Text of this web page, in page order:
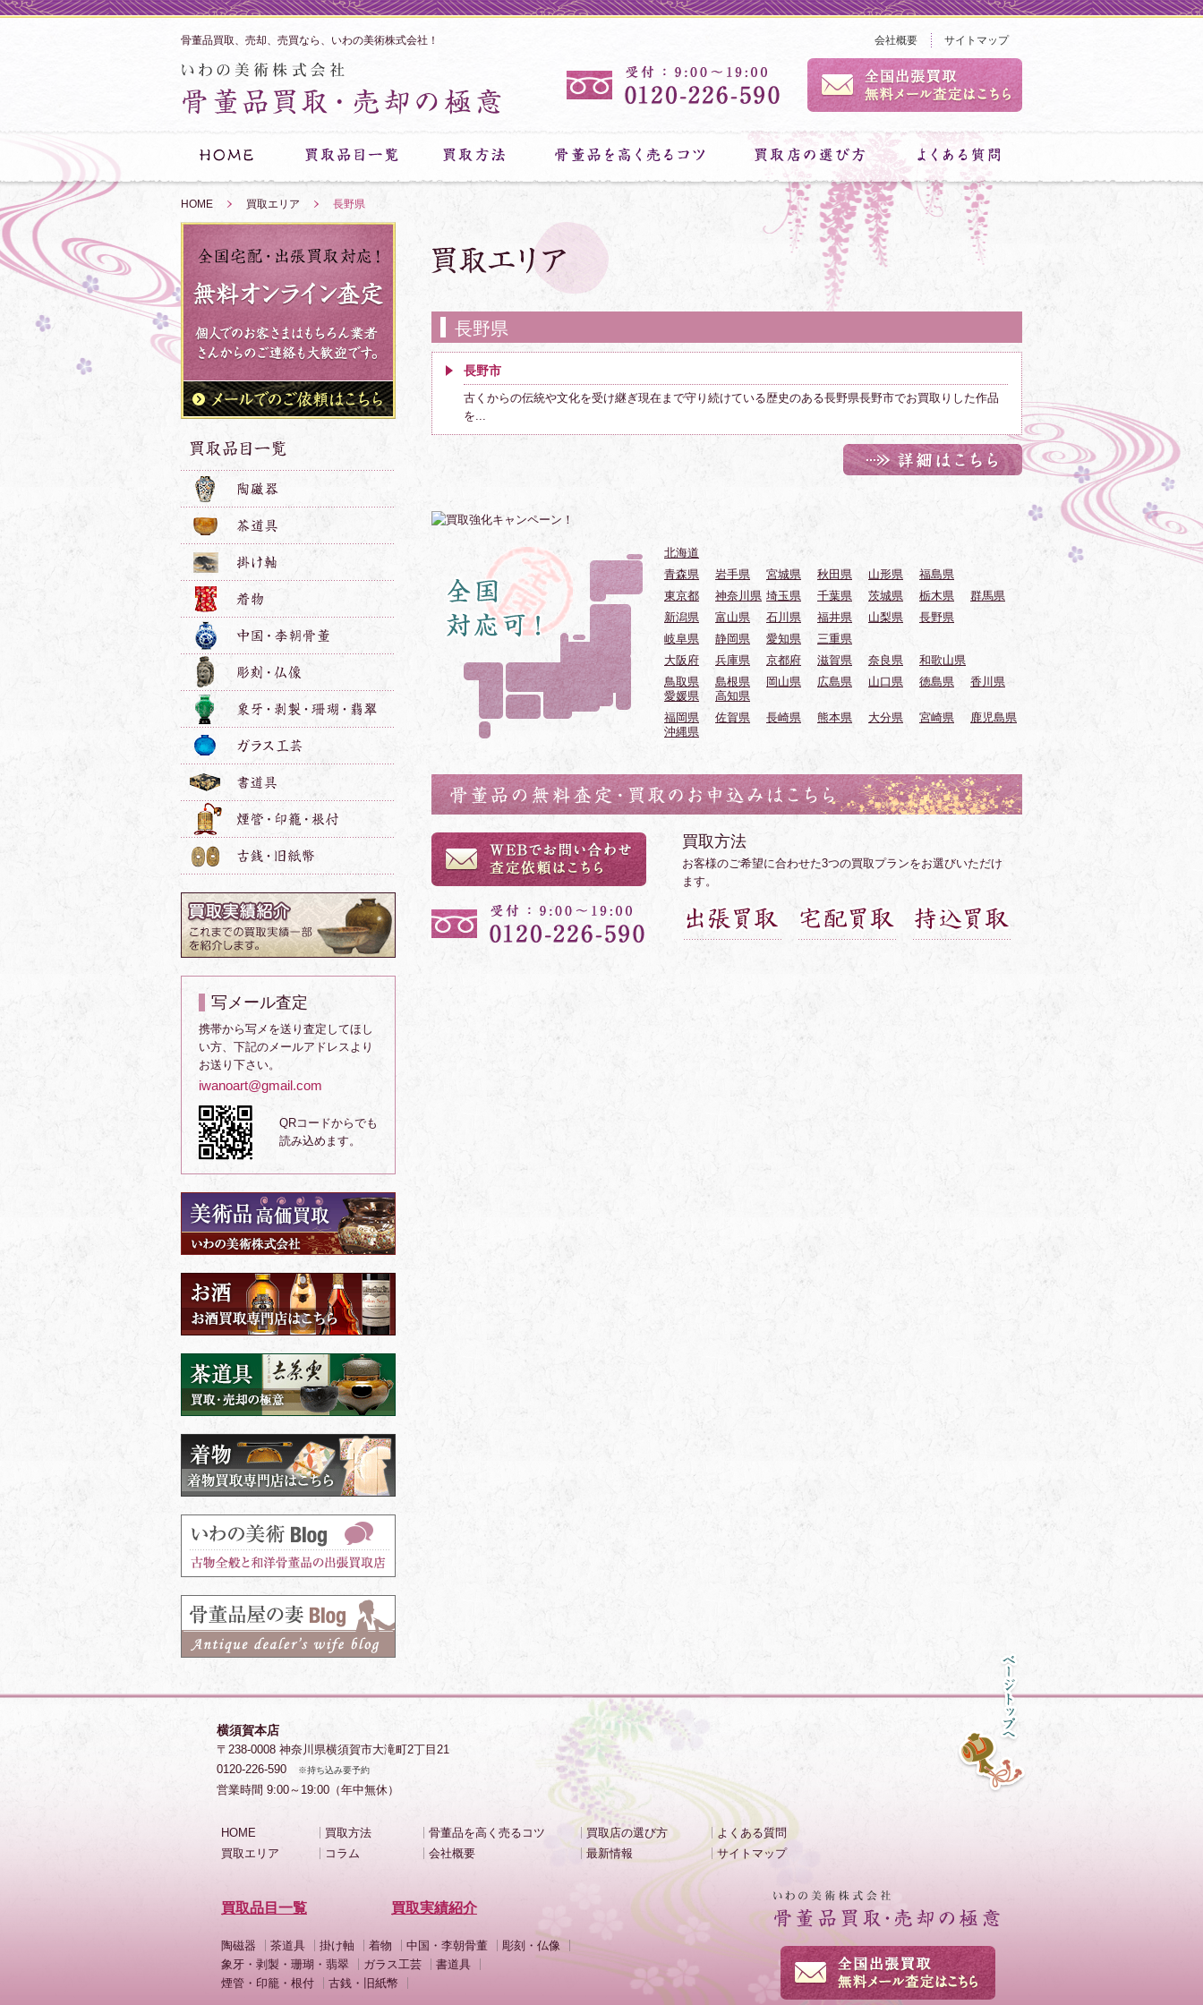
骨董品買取、売却、売買なら、いわの美術株式会社！ 会社概要 サイトマップ
HOME 買取エリア 長野県
長野県
長野市
古くからの伝統や文化を受け継ぎ現在まで守り続けている歴史のある長野県長野市でお買取りした作品
を...
北海道
青森県
岩手県 宮城県 秋田県 山形県
福島県
東京都
神奈川県 埼玉県 千葉県 茨城県 栃木県
群馬県
新潟県
富山県 石川県 福井県 山梨県
長野県
岐阜県
静岡県 愛知県
三重県
大阪府
兵庫県 京都府 滋賀県 奈良県
和歌山県
鳥取県
島根県 岡山県 広島県 山口県 徳島県
香川県
愛媛県
高知県
福岡県
佐賀県 長崎県 熊本県 大分県 宮崎県
鹿児島県
沖縄県
買取方法
お客様のご希望に合わせた3つの買取プランをお選びいただけ
ます。
写メール査定
携帯から写メを送り査定してほし
い方、下記のメールアドレスより
お送り下さい。
iwanoart@gmail.com
QRコードからでも
読み込めます。
横須賀本店
〒238-0008 神奈川県横須賀市大滝町2丁目21
0120-226-590
※持ち込み要予約
営業時間 9:00～19:00（年中無休）
HOME 買取方法 骨董品を高く売るコツ 買取店の選び方
よくある質問
買取エリア
コラム 会社概要 最新情報 サイトマップ
買取品目一覧 買取実績紹介
陶磁器 茶道具 掛け軸 着物 中国・李朝骨董
彫刻・仏像
象牙・剥製・珊瑚・翡翠
ガラス工芸
書道具
煙管・印籠・根付
古銭・旧紙幣